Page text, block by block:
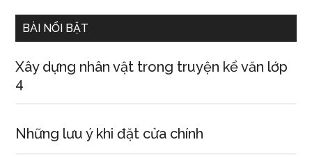
bệnh
thần
BÀI NỔI BẬT
Xây dựng nhân vật trong truyện kể văn lớp
4
Những lưu ý khi đặt cửa chính